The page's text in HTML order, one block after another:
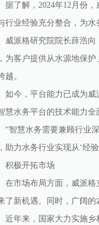
了解，2024年12月份，
行业经验充分整合，为水
派格研究院院长薛浩向《
为客户提供从水源地保
越。
今，平台能力已成为威派
慧水务平台的技术能力全
慧水务需要兼顾行业深
助力水务行业实现从‘经
极开拓市场
市场布局方面，威派格立
了新机遇。同时，广阔的
年来，国家大力实施乡村